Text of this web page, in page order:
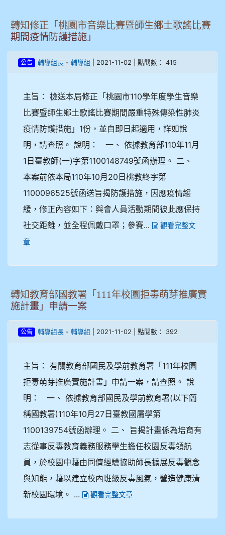
轉知修正「桃園市音樂比賽暨師生鄉土歌謠比賽
期間疫情防護措施」
公告 輔導組長 - 輔導組 | 2021-11-02 | 點閱數： 415
主旨： 檢送本局修正「桃園市110學年度學生音樂
比賽暨師生鄉土歌謠比賽期間嚴重特殊傳染性肺炎
疫情防護措施」1份，並自即日起適用，詳如說
明，請查照。 說明： 一、 依據教育部110年11月
1日臺教師(一)字第1100148749號函辦理。 二、
本案前依本局110年10月20日桃教終字第
1100096525號函送旨揭防護措施，因應疫情趨
緩，修正內容如下：與會人員活動期間彼此應保持
社交距離，並全程佩戴口罩；參賽...
觀看完整文
章
轉知教育部國教署「111年校園拒毒萌芽推廣實
施計畫」申請一案
公告 輔導組長 - 輔導組 | 2021-11-02 | 點閱數： 392
主旨： 有關教育部國民及學前教育署「111年校園
拒毒萌芽推廣實施計畫」申請一案，請查照。 說
明： 一、 依據教育部國民及學前教育署(以下簡
稱國教署)110年10月27日臺教國屬學第
1100139754號函辦理。 二、 旨揭計畫係為培育有
志從事反毒教育義務服務學生擔任校園反毒領航
員，於校園中藉由同儕經驗協助師長擴展反毒觀念
與知能，藉以建立校內班級反毒風氣，營造健康清
新校園環境。 ...
觀看完整文章